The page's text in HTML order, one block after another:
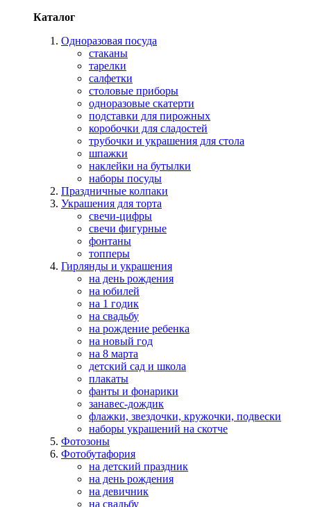
Каталог
Одноразовая посуда
стаканы
тарелки
салфетки
столовые приборы
одноразовые скатерти
подставки для пирожных
коробочки для сладостей
трубочки и украшения для стола
шпажки
наклейки на бутылки
наборы посуды
Праздничные колпаки
Украшения для торта
свечи-цифры
свечи фигурные
фонтаны
топперы
Гирлянды и украшения
на день рождения
на юбилей
на 1 годик
на свадьбу
на рождение ребенка
на новый год
на 8 марта
детский сад и школа
плакаты
фанты и фонарики
занавес-дождик
флажки, звездочки, кружочки, подвески
наборы украшений на скотче
Фотозоны
Фотобутафория
на детский праздник
на день рождения
на девичник
на свадьбу